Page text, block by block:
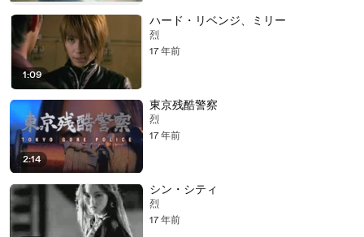
1:09
ハード・リベンジ、ミリー
烈
17 年前
2:14
東京残酷警察
烈
17 年前
シン・シティ
烈
17 年前